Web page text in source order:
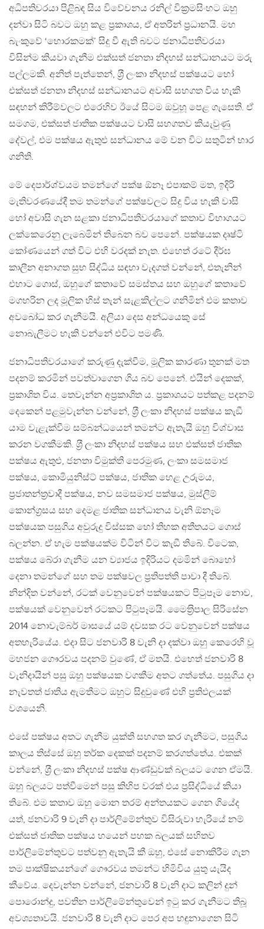
අධිපතිවරයා පිළිබඳ සිය විවේචනය රනිල් වික‍්‍රමසිංහට ඔහු
දන්වා සිටි බවට ඔහු කළ ප‍්‍රකාශය, ඒ අතරින් ප‍්‍රධානයි. මහ
බැංකුවේ ‘හොරකමක්’ සිදු වී ඇති බවට ජනාධිපතිවරයා
විසින්ම කියවා ගැනීම එක්සත් ජනතා නිදහස් සන්ධානයට මරු
පල්ලමකි. අනිත් පැත්තෙන්, ශ‍්‍රී ලංකා නිදහස් පක්ෂයට හෝ
එක්සත් ජනතා නිදහස් සන්ධානයට අවාසි සහගත විය හැකි
සඳහන් කිරීම්වලට එරෙහිව ඊයේ සිටම ඔවුහූ පෙළ ගැසෙති. ඒ
සමගම, එක්සත් ජාතික පක්ෂයට වාසි සහගතව කියැවුණු
දේවල්, එම පක්ෂය ඇතුළු සන්ධානය මේ වන විට සතුටින් භාර
ගනිති.
මේ දෙපාර්ශ්වයම තමන්ගේ පක්ෂ ඕනෑ එපාකම් මත, ඉදිරි
මැතිවරණයේදී තම තමන්ගේ පක්ෂවලට සිදු විය හැකි වාසි
හෝ අවාසි ගැන සළකා ජනාධිපතිවරයාගේ කතාව විභාගයට
ලක්කෙරෙනු ලැබෙමින් තිබෙන බව පෙනේ. පක්ෂයක දෘෂ්ටි
කෝණයෙන් ගත් විට එහි වරදක් නැත. එහෙත් රටේ දීර්ඝ
කාලීන අනාගත සුභ සිද්ධිය සඳහා වැදගත් වන්නේ, එතැනින්
එහාට ගොස්, ඔහුගේ කතාවේ සමස්තය සහ ඔහුගේ කතාවේ
මගහරින ලද මූලික හිස් තැන් සැළකිල්ලට ගනිමින් එම කතාව
අවබෝධ කර ගැනීමයි. අලියා දෙස අන්ධයෙකු සේ
නොබැලීමට හැකි වන්නේ එවිට පමණි.
ජනාධිපතිවරයාගේ කරුණු දැක්වීම, මූලික කාරණා තුනක් මත
පදනම් කරමින් පවත්වාගෙන ගිය බව පෙනේ. එයින් දෙකක්,
ප‍්‍රකාශිත විය. තෙවැන්න අප‍්‍රකාශිත ය. ප‍්‍රකාශයට පත්කළ පදනම්
දෙකෙන් පළමුවැන්න වන්නේ, ශ‍්‍රී ලංකා නිදහස් පක්ෂය කැඞී
යාම වැළැක්වීම සම්බන්ධයෙන් තමන්ට ඇතැයි ඔහු විශ්වාස
කරන වගකීමකි. ශ‍්‍රී ලංකා නිදහස් පක්ෂය සහ එක්සත් ජාතික
පක්ෂය ඇතුළු, ජනතා විමුක්ති පෙරමුණ, ලංකා සමසමාජ
පක්ෂය, කොමියුනිස්ට් පක්ෂය, ජාතික හෙළ උරුමය,
ප‍්‍රජාතන්ත‍්‍රවාදී පක්ෂය, නව සමසමාජ පක්ෂය, මුස්ලිම්
කොන්ග‍්‍රසය සහ දෙමළ ජාතික සන්ධානය වැනි ඕනෑම
පක්ෂයක පසුගිය අවුරුදු විස්සක හෝ තිහක අතීතයට ගොස්
බලන්න. ඒ හැම පක්ෂයක්ම විටින් විට කැඞී තිබේ. විටෙක,
පක්ෂය බේරා ගැනීම යන ව්‍යාජය ඉදිරියට දමමින් බොහෝ
දෙනා තමන්ගේ සහ තම පක්ෂවල ප‍්‍රතිපත්ති පාවා දී තිබේ.
නින්දිත වන්නේ, රටක් වෙනුවෙන් පක්ෂයකට පිටුපෑම නොව,
පක්ෂයක් වෙනුවෙන් රටකට පිටුපෑමයි. මෛත‍්‍රිපාල සිරිසේන
2014 නොවැම්බර් මාසයේ යම් දවසක රට වෙනුවෙන් පක්ෂය
අතහැරියේය. එදා සිට ජනවාරි 8 වැනි දා දක්වා ඔහු කෙරෙහි වූ
මහජන ගෞරවය පදනම් වුණේ, ඒ මතයි. එහෙත් ජනවාරි 8
වැනිදායින් පසු ඔහු පක්ෂයක වගකීම අතට ගත්තේය. පසුගිය දා
නැවතත් ජාතිය ඇමතීමට ඔහුට සිදුවුණේ එහි ප‍්‍රතිඵලයක්
වශයෙනි.
එසේ පක්ෂය අතට ගැනීම යුක්ති සහගත කර ගැනීමට, පසුගිය
කාලය තිස්සේ ඔහු තර්ක දෙකක් පදනම් කරගත්තේය. එකක්
වන්නේ, ශ‍්‍රී ලංකා නිදහස් පක්ෂ ආණ්ඩුවක් බලයට ගෙන ඒමයි.
ඔහු බලයට පත්වීමෙන් පසු කිහිප වරක් එය ප‍්‍රසිද්ධියේ කියා
තිබේ. එම කතාව ඔහු මොන තරම් අන්තයකට ගෙන ගියේද
යත්, ජනවාරි 9 වැනි දා පාර්ලිමේන්තුව විසිරුවා හැරියේ නම්
එක්සත් ජාතික පක්ෂය හයෙන් පහක බලයක් සහිතව
පාර්ලිමේන්තුවට පත්වනු ඇතැයි කී ඔහු, එසේ නොකිරීම ගැන
තම පාක්ෂිකයන්ගේ ගෞරවය තමන්ට හිමිවිය යුතු යැයිද
කීවේය. දෙවැන්න වන්නේ, ජනවාරි 8 වැනි දාට කලින් දුන්
පොරොන්දු, පවතින පාර්ලිමේන්තුවෙන් ඉටු කර ගැනීමට තිබූ
අවශ්‍යතාවයි. ජනවාරි 8 වැනි දාට පෙර අප හඳුනාගෙන සිටි